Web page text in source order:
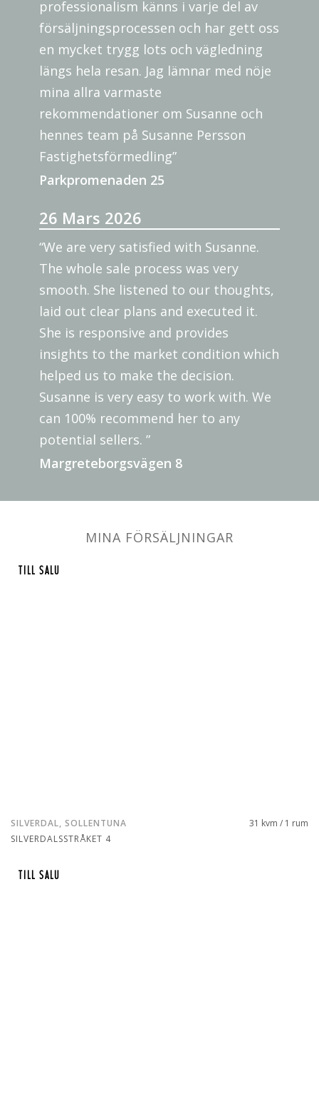
professionalism känns i varje del av
försäljningsprocessen och har gett oss
en mycket trygg lots och vägledning
längs hela resan. Jag lämnar med nöje
mina allra varmaste
rekommendationer om Susanne och
hennes team på Susanne Persson
Fastighetsförmedling”
Parkpromenaden 25
26 Mars 2026
“We are very satisfied with Susanne.
The whole sale process was very
smooth. She listened to our thoughts,
laid out clear plans and executed it.
She is responsive and provides
insights to the market condition which
helped us to make the decision.
Susanne is very easy to work with. We
can 100% recommend her to any
potential sellers. ”
Margreteborgsvägen 8
MINA FÖRSÄLJNINGAR
TILL SALU
SILVERDAL, SOLLENTUNA
SILVERDALSSTRÅKET 4
31 kvm / 1 rum
TILL SALU